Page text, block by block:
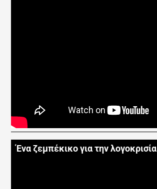
Ένα ζεμπέκικο για την λογοκρισία